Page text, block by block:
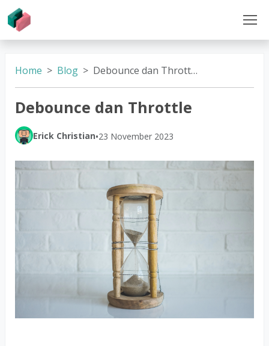
Home Blog Debounce dan Throttle
Debounce dan Throttle
Erick Christian•23 November 2023